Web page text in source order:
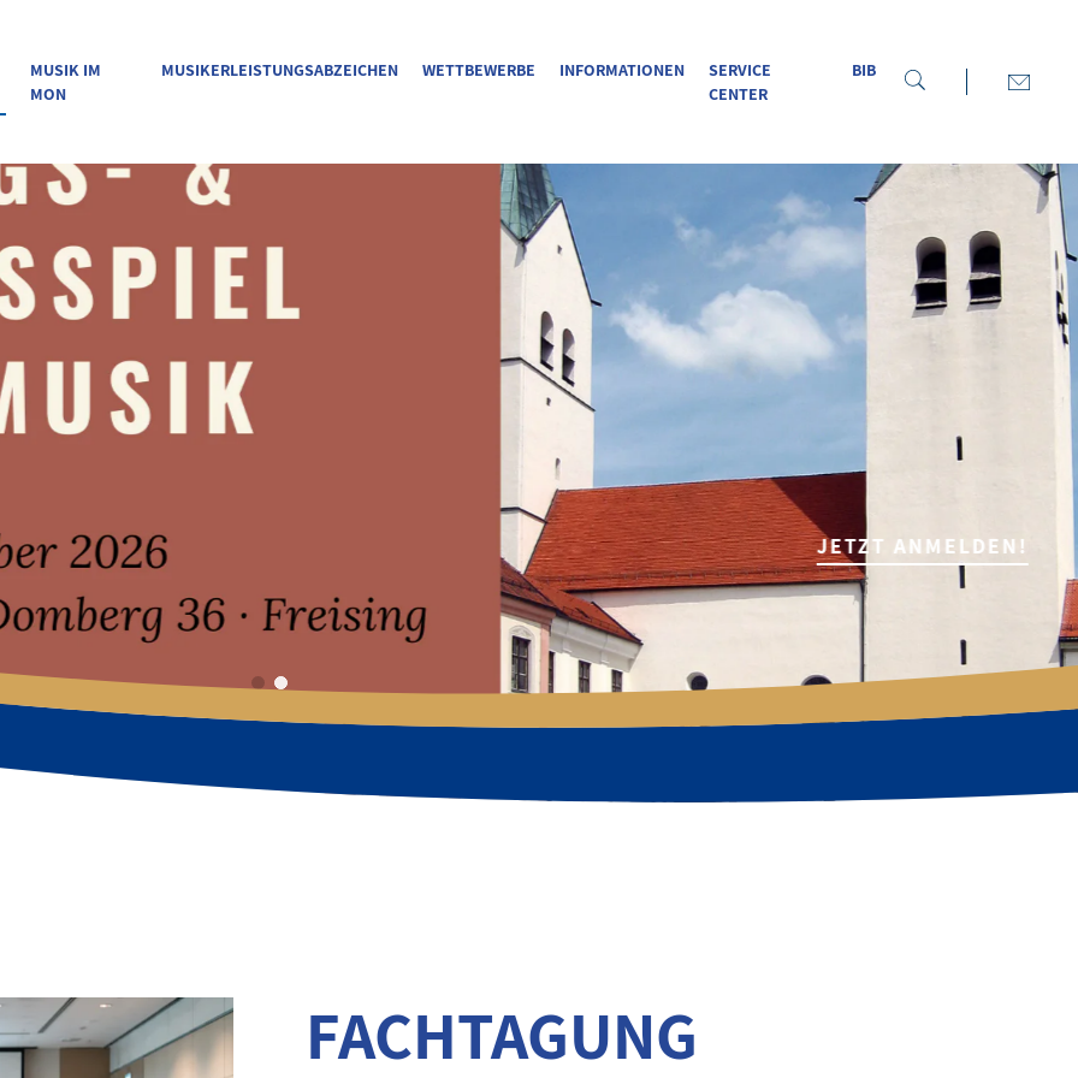
MUSIK IM
MON
MUSIKERLEISTUNGSABZEICHEN WETTBEWERBE INFORMATIONEN
SERVICE
CENTER
BIB
JETZT ANMELDEN!
FACHTAGUNG